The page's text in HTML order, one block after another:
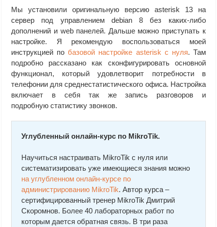
Мы установили оригинальную версию asterisk 13 на
сервер под управлением debian 8 без каких-либо
дополнений и web панелей. Дальше можно приступать к
настройке. Я рекомендую воспользоваться моей
инструкцией по базовой настройке asterisk с нуля. Там
подробно рассказано как сконфигурировать основной
функционал, который удовлетворит потребности в
телефонии для среднестатистического офиса. Настройка
включает в себя так же запись разговоров и
подробную статистику звонков.
Углубленный онлайн-курс по MikroTik.
Научиться настраивать MikroTik с нуля или
систематизировать уже имеющиеся знания можно
на углубленном онлайн-курcе по
администрированию MikroTik. Автор курcа –
сертифицированный тренер MikroTik Дмитрий
Скоромнов. Более 40 лабораторных работ по
которым дается обратная связь. В три раза